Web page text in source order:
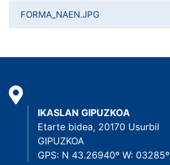
FORMA_NAEN.JPG
IKASLAN GIPUZKOA
Etarte bidea, 20170 Usurbil
GIPUZKOA
GPS: N 43.26940º W: 03285º